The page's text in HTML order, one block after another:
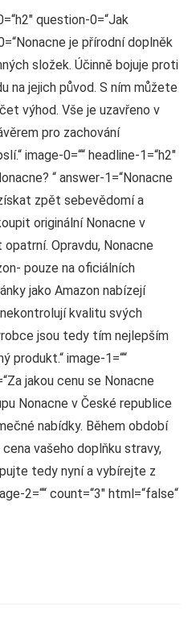
question-0=“Jak
je přírodní doplněk
složek. Účinně bojuje proti
na jejich původ. S ním můžete
výhod. Vše je uzavřeno v
pro zachování
image-0=““ headline-1=“h2″
“ answer-1=“Nonacne
zpět sebevědomí a
originální Nonacne v
Opravdu, Nonacne
pouze na oficiálních
jako Amazon nabízejí
kvalitu svých
jsou tedy tím nejlepším
produkt.“ image-1=““
jakou cenu se Nonacne
Nonacne v České republice
nabídky. Během období
vašeho doplňku stravy,
tedy nyní a vybírejte z
2=““ count=“3″ html=“false“